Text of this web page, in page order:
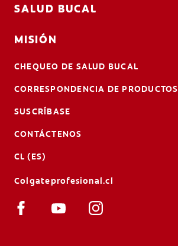
SALUD BUCAL
MISIÓN
CHEQUEO DE SALUD BUCAL
CORRESPONDENCIA DE PRODUCTOS
SUSCRÍBASE
CONTÁCTENOS
CL (ES)
Colgateprofesional.cl